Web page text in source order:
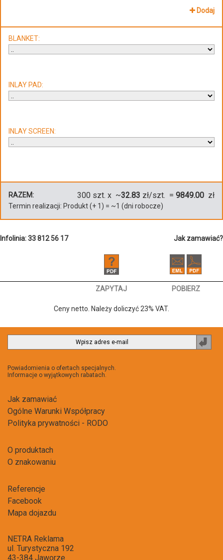
Dodaj
BLANKET:
INLAY PAD:
INLAY SCREEN:
RAZEM: 300 szt. x ~32.83 zł/szt. = 9849.00 zł
Termin realizacji: Produkt(+ 1) = ~1 (dni robocze)
Infolinia: 33 812 56 17 Jak zamawiać?
ZAPYTAJ POBIERZ
Ceny netto. Należy doliczyć 23% VAT.
Powiadomienia o ofertach specjalnych.
Informacje o wyjątkowych rabatach.
Jak zamawiać
Ogólne Warunki Współpracy
Polityka prywatności - RODO
O produktach
O znakowaniu
Referencje
Facebook
Mapa dojazdu
NETRA Reklama
ul. Turystyczna 192
43-384 Jaworze